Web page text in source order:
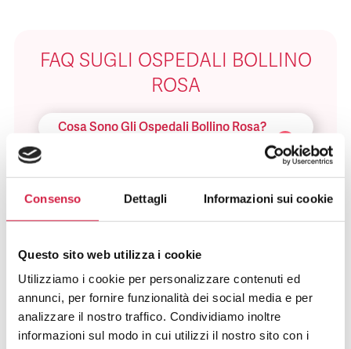
Consenso Dettagli Informazioni sui cookie
Questo sito web utilizza i cookie
Utilizziamo i cookie per personalizzare contenuti ed
annunci, per fornire funzionalità dei social media e per
analizzare il nostro traffico. Condividiamo inoltre
informazioni sul modo in cui utilizzi il nostro sito con i
FAQ SUGLI OSPEDALI BOLLINO
ROSA
Cosa Sono Gli Ospedali Bollino Rosa?
Come Posso Utilizzare I Servizi Offerti
Dall’ospedale Bollino Rosa?